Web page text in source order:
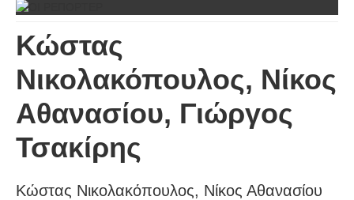
Κώστας
Νικολακόπουλος, Νίκος
Αθανασίου, Γιώργος
Τσακίρης
Κώστας Νικολακόπουλος, Νίκος Αθανασίου